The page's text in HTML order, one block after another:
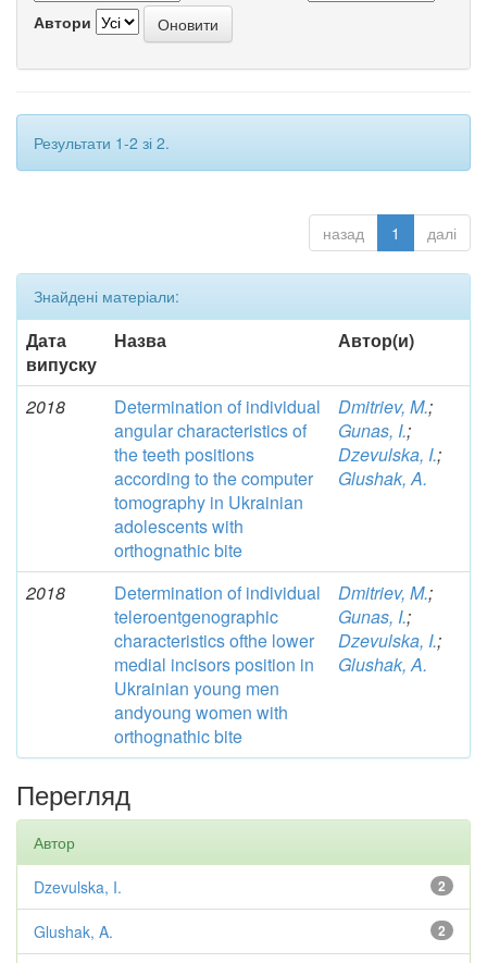
Автори
Результати 1-2 зі 2.
назад 1 далі
Знайдені матеріали:
Дата
випуску
Назва Автор(и)
2018
Determination of individual
angular characteristics of
the teeth positions
according to the computer
tomography in Ukrainian
adolescents with
orthognathic bite
Dmitriev, M.;
Gunas, I.;
Dzevulska, I.;
Glushak, A.
2018
Determination of individual
teleroentgenographic
characteristics ofthe lower
medial incisors position in
Ukrainian young men
andyoung women with
orthognathic bite
Dmitriev, M.;
Gunas, I.;
Dzevulska, I.;
Glushak, A.
Перегляд
Автор
2
Dzevulska, I.
2
Glushak, A.